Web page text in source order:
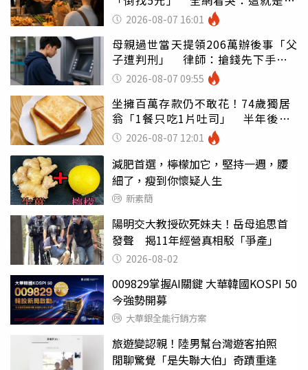
灣 2026-08-07 16:01
母親過世當天提領206萬辦後事「父
子遭判刑」 律師：搶錢先下手是
罪 2026-08-07 09:55
坐擁百萬存款仍不敢花！74歲獨居
翁「1餐只吃1片吐司」 半年後暴
瘦嚇壞女兒
2026-08-07 12:01
減肥首選，檸檬加它，堅持一週，腰
細了，瘦到你懷疑人生
新素簡
陽明交大教授砍死妹夫！岳母追思首
發聲 揭11年經營真相駁「爭產」
2026-08-02
009829掌握AI關鍵 大華韓國KOSPI 50
今強勢開募
大華銀全能行銷方案
旅遊變認親！陸男幫台灣遊客拍照
閒聊驚覺「是失聯大伯」奇蹟重逢